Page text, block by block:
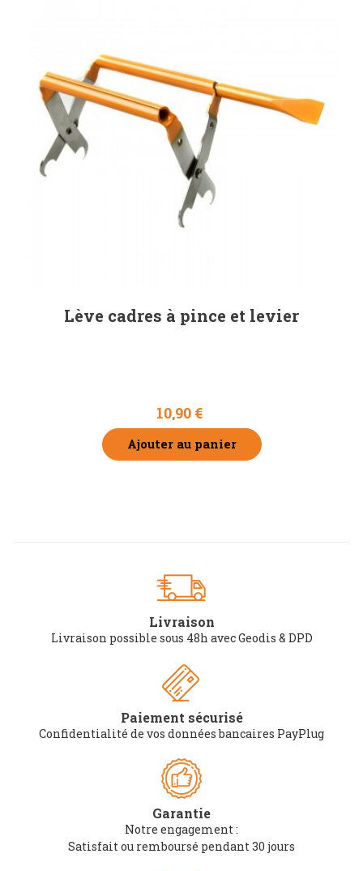
Lève cadres à pince et levier
10,90 €
Ajouter au panier
Livraison
Livraison possible sous 48h avec Geodis & DPD
Paiement sécurisé
Confidentialité de vos données bancaires PayPlug
Garantie
Notre engagement :
Satisfait ou remboursé pendant 30 jours